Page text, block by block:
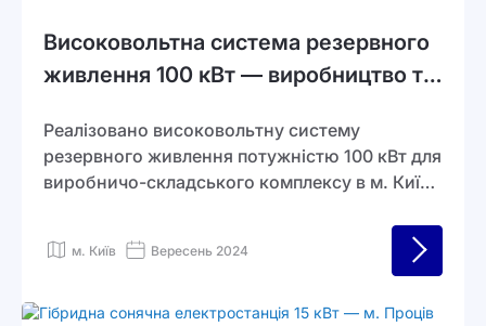
Високовольтна система резервного
живлення 100 кВт — виробництво та
Реалізовано високовольтну систему
резервного живлення потужністю 100 кВт для
виробничо-складського комплексу в м. Київ.
електроенергії та інтегрована з масивом
власної генерації енергії.
м. Київ Вересень 2024